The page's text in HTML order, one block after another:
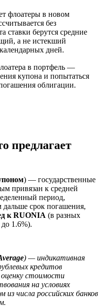
флоатеры в новом
без
ставки берутся средние
а не истекший
дней.
в портфель —
купона и попытаться
облигации.
предлагает
) — государственные
привязан к средней
период,
срок погашения,
к RUONIA (в разных
1.6%).
) — индикативная
кредитов
стоимости
на условиях
числа российских банков